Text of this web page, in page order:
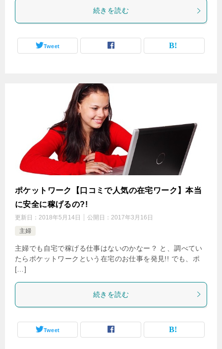
続きを読む
Tweet
ポケットワーク【口コミで人気の在宅ワーク】本当
に安全に稼げるの?!
更新日： 2018年5月14日 公開日： 2017年3月16日
主婦
主婦でも自宅で稼げる仕事はないのかなー？ と、調べてい
たらポケットワークという在宅のお仕事を発見!! でも、ポ
[…]
続きを読む
Tweet